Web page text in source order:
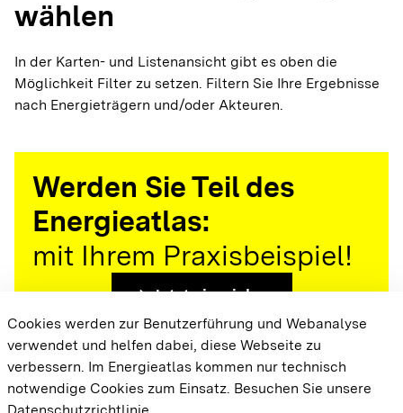
wählen
In der Karten- und Listenansicht gibt es oben die
Möglichkeit Filter zu setzen. Filtern Sie Ihre Ergebnisse
nach Energieträgern und/oder Akteuren.
Werden Sie Teil des
Energieatlas:
mit Ihrem Praxisbeispiel!
arrow_forwardJetzt einreichen
{{#displayPraxisbeispielMap}} {{{body}}}
{{/displayPraxisbeispielMap}}
Cookies werden zur Benutzerführung und Webanalyse
verwendet und helfen dabei, diese Webseite zu
verbessern. Im Energieatlas kommen nur technisch
notwendige Cookies zum Einsatz. Besuchen Sie unsere